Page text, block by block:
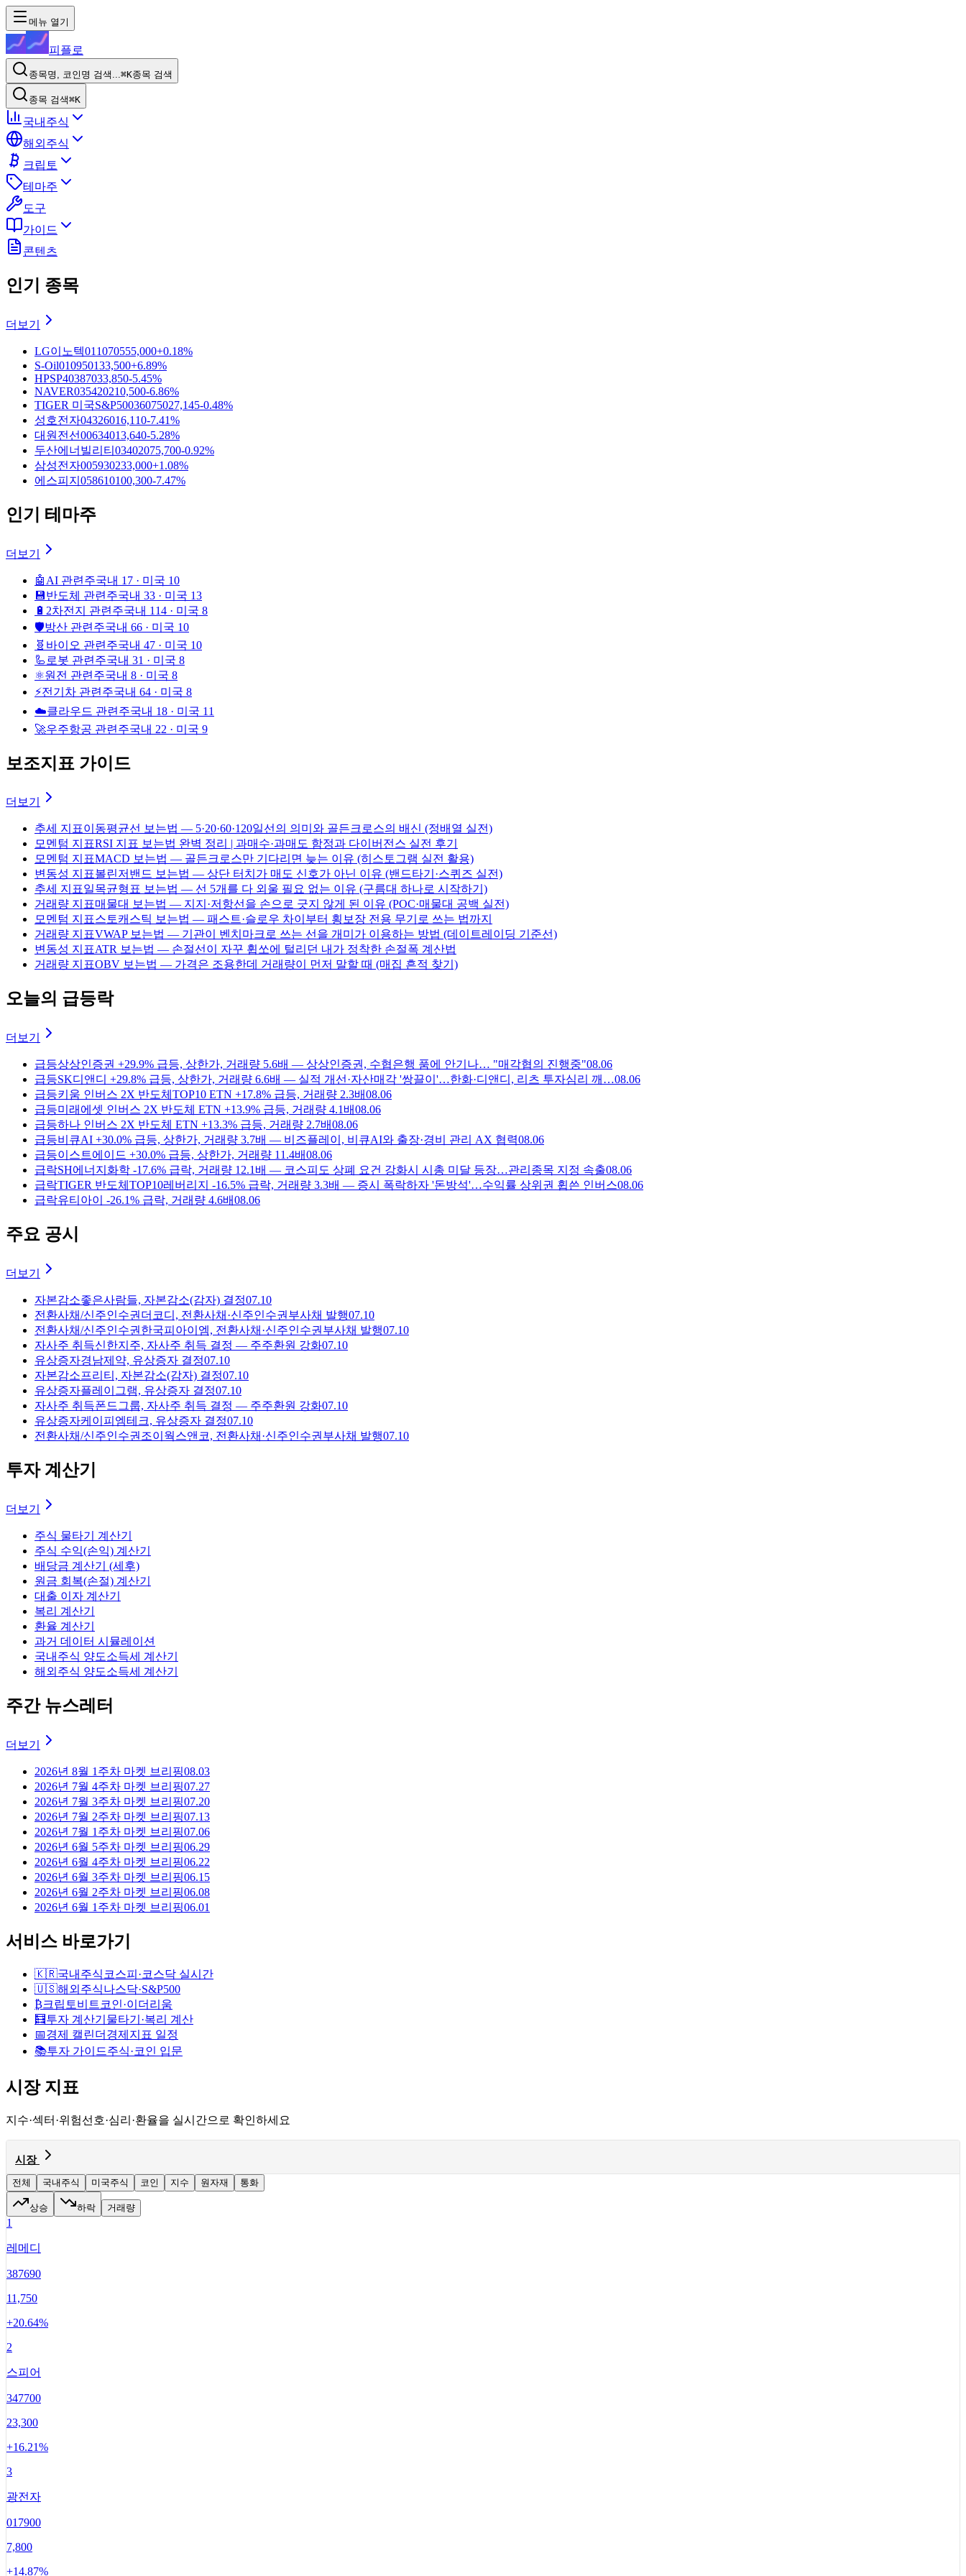
메뉴 열기
피플로
종목명, 코인명 검색...⌘K종목 검색
종목 검색⌘K
국내주식
해외주식
크립토
테마주
도구
가이드
콘텐츠
인기 종목
더보기
LG이노텍011070555,000+0.18%
S-Oil010950133,500+6.89%
HPSP40387033,850-5.45%
NAVER035420210,500-6.86%
TIGER 미국S&P50036075027,145-0.48%
성호전자04326016,110-7.41%
대원전선00634013,640-5.28%
두산에너빌리티 03402075,700-0.92%
삼성전자005930233,000+1.08%
에스피지 058610100,300-7.47%
인기 테마주
더보기
🤖 AI 관련주국내 17 · 미국 10
💾반도체 관련주국내 33 · 미국 13
🔋 2차전지 관련주국내 114 · 미국 8
🛡️방산 관련주국내 66 · 미국 10
🧬 바이오 관련주국내 47 · 미국 10
🦾 로봇 관련주국내 31 · 미국 8
⚛️원전 관련주국내 8 · 미국 8
⚡전기차 관련주국내 64 · 미국 8
☁️클라우드 관련주국내 18 · 미국 11
🚀우주항공 관련주국내 22 · 미국 9
보조지표 가이드
더보기
추세 지표이동평균선 보는법 — 5·20·60·120일선의 의미와 골든크로스의 배신 (정배열 실전)
모멘텀 지표RSI 지표 보는법 완벽 정리 | 과매수·과매도 함정과 다이버전스 실전 후기
모멘텀 지표MACD 보는법 — 골든크로스만 기다리면 늦는 이유 (히스토그램 실전 활용)
변동성 지표볼린저밴드 보는법 — 상단 터치가 매도 신호가 아닌 이유 (밴드타기·스퀴즈 실전)
추세 지표일목균형표 보는법 — 선 5개를 다 외울 필요 없는 이유 (구름대 하나로 시작하기)
거래량 지표매물대 보는법 — 지지·저항선을 손으로 긋지 않게 된 이유 (POC·매물대 공백 실전)
모멘텀 지표스토캐스틱 보는법 — 패스트·슬로우 차이부터 횡보장 전용 무기로 쓰는 법까지
거래량 지표VWAP 보는법 — 기관이 벤치마크로 쓰는 선을 개미가 이용하는 방법 (데이트레이딩 기준선)
변동성 지표ATR 보는법 — 손절선이 자꾸 휩쏘에 털리던 내가 정착한 손절폭 계산법
거래량 지표OBV 보는법 — 가격은 조용한데 거래량이 먼저 말할 때 (매집 흔적 찾기)
오늘의 급등락
더보기
급등상상인증권 +29.9% 급등, 상한가, 거래량 5.6배 — 상상인증권, 수협은행 품에 안기나… "매각협의 진행중"08.06
급등SK디앤디 +29.8% 급등, 상한가, 거래량 6.6배 — 실적 개선·자산매각 '쌍끌이'…한화·디앤디, 리츠 투자심리 깨…08.06
급등키움 인버스 2X 반도체TOP10 ETN +17.8% 급등, 거래량 2.3배08.06
급등미래에셋 인버스 2X 반도체 ETN +13.9% 급등, 거래량 4.1배08.06
급등하나 인버스 2X 반도체 ETN +13.3% 급등, 거래량 2.7배08.06
급등비큐AI +30.0% 급등, 상한가, 거래량 3.7배 — 비즈플레이, 비큐AI와 출장·경비 관리 AX 협력08.06
급등이스트에이드 +30.0% 급등, 상한가, 거래량 11.4배08.06
급락SH에너지화학 -17.6% 급락, 거래량 12.1배 — 코스피도 상폐 요건 강화시 시총 미달 등장…관리종목 지정 속출08.06
급락TIGER 반도체TOP10레버리지 -16.5% 급락, 거래량 3.3배 — 증시 폭락하자 '돈방석'…수익률 상위권 휩쓴 인버스08.06
급락유티아이 -26.1% 급락, 거래량 4.6배08.06
주요 공시
더보기
자본감소좋은사람들, 자본감소(감자) 결정07.10
전환사채/신주인수권 더코디, 전환사채·신주인수권부사채 발행07.10
전환사채/신주인수권 한국피아이엠, 전환사채·신주인수권부사채 발행07.10
자사주 취득신한지주, 자사주 취득 결정 — 주주환원 강화07.10
유상증자경남제약, 유상증자 결정07.10
자본감소프리티, 자본감소(감자) 결정07.10
유상증자플레이그램, 유상증자 결정07.10
자사주 취득폰드그룹, 자사주 취득 결정 — 주주환원 강화07.10
유상증자케이피엠테크, 유상증자 결정07.10
전환사채/신주인수권 조이웍스앤코, 전환사채·신주인수권부사채 발행07.10
투자 계산기
더보기
주식 물타기 계산기
주식 수익(손익) 계산기
배당금 계산기 (세후)
원금 회복(손절) 계산기
대출 이자 계산기
복리 계산기
환율 계산기
과거 데이터 시뮬레이션
국내주식 양도소득세 계산기
해외주식 양도소득세 계산기
주간 뉴스레터
더보기
2026년 8월 1주차 마켓 브리핑08.03
2026년 7월 4주차 마켓 브리핑07.27
2026년 7월 3주차 마켓 브리핑07.20
2026년 7월 2주차 마켓 브리핑07.13
2026년 7월 1주차 마켓 브리핑07.06
2026년 6월 5주차 마켓 브리핑06.29
2026년 6월 4주차 마켓 브리핑06.22
2026년 6월 3주차 마켓 브리핑06.15
2026년 6월 2주차 마켓 브리핑06.08
2026년 6월 1주차 마켓 브리핑06.01
서비스 바로가기
🇰🇷국내주식 코스피·코스닥 실시간
🇺🇸해외주식나스닥·S&P500
₿크립토비트코인·이더리움
🧮투자 계산기 물타기·복리 계산
📅경제 캘린더 경제지표 일정
📚투자 가이드주식·코인 입문
시장 지표
지수·섹터·위험선호·심리·환율을 실시간으로 확인하세요
시장
전체 국내주식 미국주식 코인 지수 원자재 통화
상승 하락 거래량
1
레메디
387690
11,750
+20.64%
2
스피어
347700
23,300
+16.21%
3
광전자
017900
7,800
+14.87%